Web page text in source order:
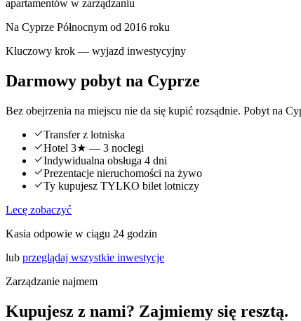
apartamentów w zarządzaniu
Na Cyprze Północnym od 2016 roku
Kluczowy krok — wyjazd inwestycyjny
Darmowy pobyt na Cyprze
Bez obejrzenia na miejscu nie da się kupić rozsądnie. Pobyt na
Transfer z lotniska
Hotel 3★ — 3 noclegi
Indywidualna obsługa 4 dni
Prezentacje nieruchomości na żywo
Ty kupujesz TYLKO bilet lotniczy
Lecę zobaczyć
Kasia odpowie w ciągu 24 godzin
lub przeglądaj wszystkie inwestycje
Zarządzanie najmem
Kupujesz z nami? Zajmiemy się resztą.